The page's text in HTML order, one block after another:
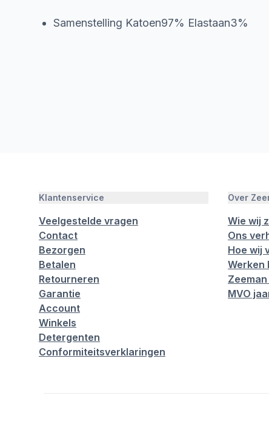
Samenstelling Katoen97% Elastaan3%
Klantenservice
Veelgestelde vragen
Contact
Bezorgen
Betalen
Retourneren
Garantie
Account
Winkels
Detergenten
Conformiteitsverklaringen
Over
Wie wij
Ons
Hoe wij
Werken
MVO